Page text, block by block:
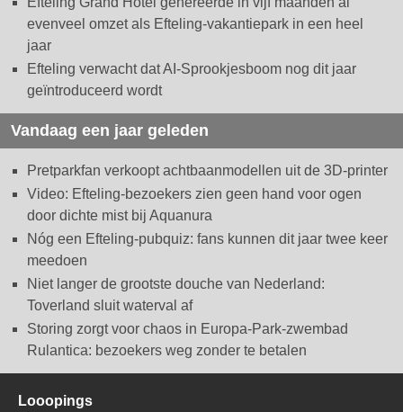
evenveel omzet als Efteling-vakantiepark in een heel
jaar
Efteling verwacht dat AI-Sprookjesboom nog dit jaar
geïntroduceerd wordt
Vandaag een jaar geleden
Pretparkfan verkoopt achtbaanmodellen uit de 3D-printer
Video: Efteling-bezoekers zien geen hand voor ogen
door dichte mist bij Aquanura
Nóg een Efteling-pubquiz: fans kunnen dit jaar twee keer
meedoen
Niet langer de grootste douche van Nederland:
Toverland sluit waterval af
Storing zorgt voor chaos in Europa-Park-zwembad
Rulantica: bezoekers weg zonder te betalen
Looopings